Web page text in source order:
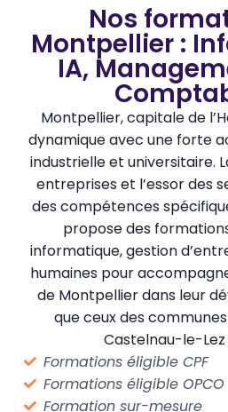
Nos
Montpellier :
IA,
Montpellier, capitale de
dynamique avec une forte
industrielle et universitaire.
entreprises et l’essor des
des compétences
propose des
informatique, gestion
humaines pour
de Montpellier dans leur
que ceux des
Castelnau-le-
Formations éligible CPF
Formations éligible OPCO
Formation sur-mesure